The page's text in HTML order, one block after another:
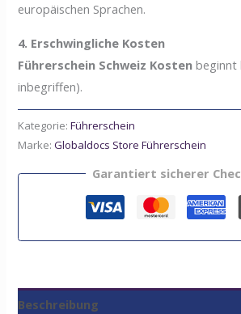
europäischen Sprachen.
4. Erschwingliche Kosten
Führerschein Schweiz Kosten beginnt
inbegriffen).
Kategorie:Führerschein
Marke:Globaldocs Store Führerschein
Garantiert sicherer
Beschreibung